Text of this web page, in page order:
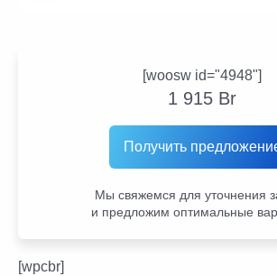
[woosw id="4948"]
1 915 Br
Получить
Мы свяжемся для уточнения
и предложим оптимальные
[wpcbr]